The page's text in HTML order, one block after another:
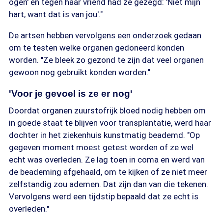
ogen' en tegen haar vriend had ze gezegd: 'Niet mijn
hart, want dat is van jou'."
De artsen hebben vervolgens een onderzoek gedaan
om te testen welke organen gedoneerd konden
worden. "Ze bleek zo gezond te zijn dat veel organen
gewoon nog gebruikt konden worden."
'Voor je gevoel is ze er nog'
Doordat organen zuurstofrijk bloed nodig hebben om
in goede staat te blijven voor transplantatie, werd haar
dochter in het ziekenhuis kunstmatig beademd. "Op
gegeven moment moest getest worden of ze wel
echt was overleden. Ze lag toen in coma en werd van
de beademing afgehaald, om te kijken of ze niet meer
zelfstandig zou ademen. Dat zijn dan van die tekenen.
Vervolgens werd een tijdstip bepaald dat ze echt is
overleden."